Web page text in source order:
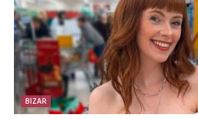
BIZAR